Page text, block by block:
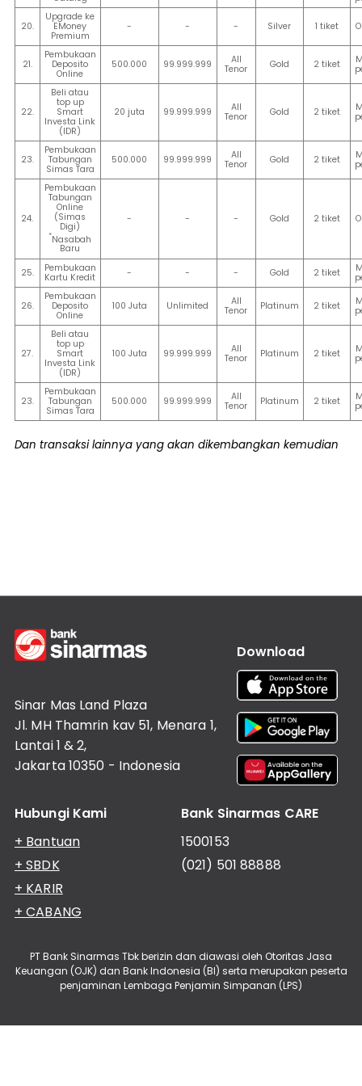
20.
Upgrade ke
EMoney
Premium
- - - Silver 1 tiket
21.
Pembukaan
Deposito
Online
500.000 99.999.999
All
Tenor
Gold 2 tiket
22.
Beli atau
top up
Smart
Investa Link
(IDR)
20 juta 99.999.999
All
Tenor
Gold 2 tiket
23.
Pembukaan
Tabungan
Simas Tara
500.000 99.999.999
All
Tenor
Gold 2 tiket
24.
Pembukaan
Tabungan
Online
(Simas
Digi)
*Nasabah
Baru
- - - Gold 2 tiket
25.
Pembukaan
Kartu Kredit
- - - Gold 2 tiket
26.
Pembukaan
Deposito
Online
100 Juta Unlimited
All
Tenor
Platinum 2 tiket
27.
Beli atau
top up
Smart
Investa Link
(IDR)
100 Juta 99.999.999
All
Tenor
Platinum 2 tiket
23.
Pembukaan
Tabungan
Simas Tara
500.000 99.999.999
All
Tenor
Platinum 2 tiket
Dan transaksi lainnya yang akan dikembangkan kemudian
Sinar Mas Land Plaza
Jl. MH Thamrin kav 51, Menara 1,
Lantai 1 & 2,
Jakarta 10350 - Indonesia
Download
Hubungi Kami
+ Bantuan
+ SBDK
+ KARIR
+ CABANG
Bank Sinarmas CARE
1500153
(021) 501 88888
PT Bank Sinarmas Tbk berizin dan diawasi oleh Otoritas Jasa
Keuangan (OJK) dan Bank Indonesia (BI) serta merupakan peserta
penjaminan Lembaga Penjamin Simpanan (LPS)